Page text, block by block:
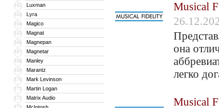
162 Luxman
163 Lyra
164 Magico
165 Magnat
166 Magnepan
167 Magnetar
168 Manley
169 Marantz
170 Mark Levinson
171 Martin Logan
172 Matrix Audio
Musical
она
легко
Musical